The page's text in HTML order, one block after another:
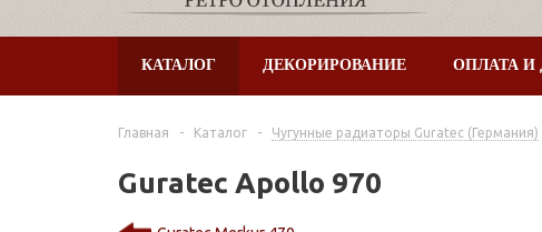
КАТАЛОГ ДЕКОРИРОВАНИЕ ОПЛАТА И
Главная - Каталог - Чугунные радиаторы Guratec (Германия)
Guratec Apollo 970